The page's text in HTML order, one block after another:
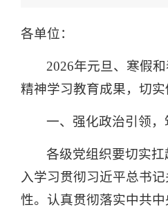
各单位：
2026年元旦、寒假
精神学习教育成果，切
一、强化政治引领
各级党组织要切实
入学习贯彻习近平总书
性。认真贯彻落实中共